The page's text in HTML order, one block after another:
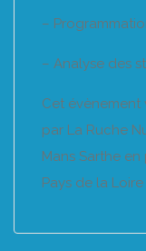
–
– Analyse des
Cet
par La Ruche
Mans Sarthe
Pays de la